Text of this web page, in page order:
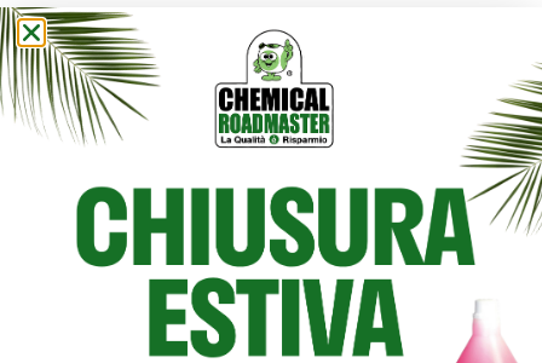
Come pulire le zanzariere:
guida pratica per una casa
più salubre